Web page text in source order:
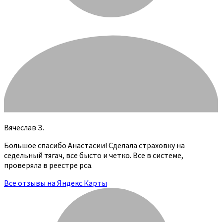
Вячеслав З.
Большое спасибо Анастасии! Сделала страховку на
седельный тягач, все бысто и четко. Все в системе,
проверяла в реестре рса.
Все отзывы на Яндекс.Карты